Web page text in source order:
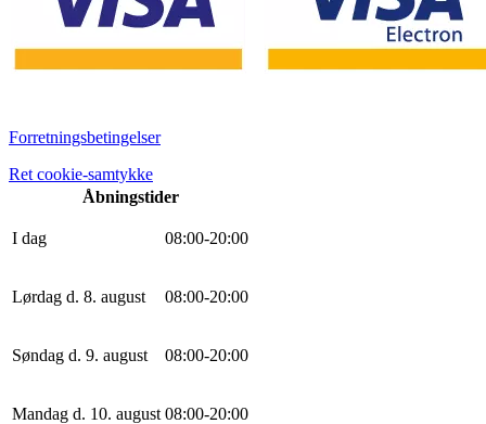
Forretningsbetingelser
Ret cookie-samtykke
Åbningstider
I dag 08:00-20:00
Lørdag d. 8. august 08:00-20:00
Søndag d. 9. august 08:00-20:00
Mandag d. 10. august 08:00-20:00